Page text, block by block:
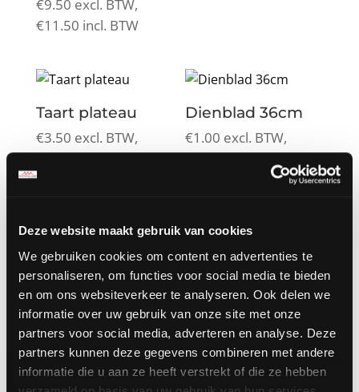
Deze website maakt gebruik van cookies
We gebruiken cookies om content en advertenties te
personaliseren, om functies voor social media te bieden
en om ons websiteverkeer te analyseren. Ook delen we
informatie over uw gebruik van onze site met onze
partners voor social media, adverteren en analyse. Deze
partners kunnen deze gegevens combineren met andere
informatie die u aan ze heeft verstrekt of die ze hebben
€9.50 excl. BTW,
€11.50 incl. BTW
Taart plateau
€3.50 excl. BTW,
€4.24incl. BTW
Dienblad 36cm
€1.00 excl. BTW,
€1.21incl. BTW
Thee assortiment
per 50 stuks incl.
theekist
€9.50 excl. BTW,
11.50 incl. BTW
Koffie DE 500
gram (grove
maling)
€ 9.50 excl. BTW,
€ 11.50incl. BTW